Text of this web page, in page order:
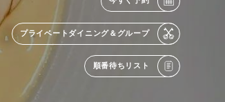
プライベートダイニング＆グループ
順番待ちリスト